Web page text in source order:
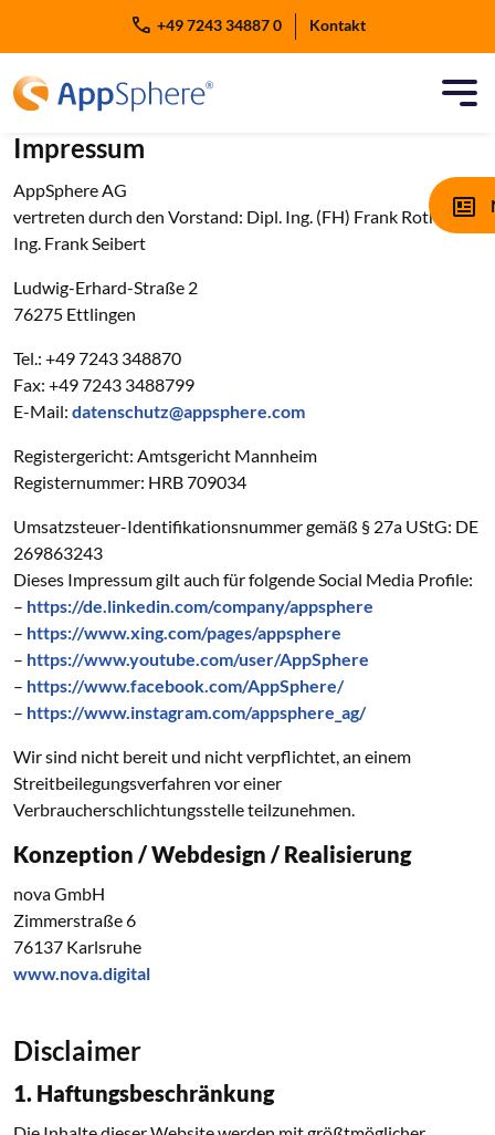
Zum Inhalt springen
+49 7243 34887 0 Kontakt
Impressum
AppSphere AG
vertreten durch den Vorstand: Dipl. Ing. (FH) Frank Roth, Dipl.
Ing. Frank Seibert
Ludwig-Erhard-Straße 2
76275 Ettlingen
Tel.: +49 7243 348870
Fax: +49 7243 3488799
E-Mail: datenschutz@appsphere.com
Registergericht: Amtsgericht Mannheim
Registernummer: HRB 709034
Umsatzsteuer-Identifikationsnummer gemäß § 27a UStG: DE
269863243
Dieses Impressum gilt auch für folgende Social Media Profile:
– https://de.linkedin.com/company/appsphere
– https://www.xing.com/pages/appsphere
– https://www.youtube.com/user/AppSphere
– https://www.facebook.com/AppSphere/
– https://www.instagram.com/appsphere_ag/
Wir sind nicht bereit und nicht verpflichtet, an einem
Streitbeilegungsverfahren vor einer
Verbraucherschlichtungsstelle teilzunehmen.
Konzeption / Webdesign / Realisierung
nova GmbH
Zimmerstraße 6
76137 Karlsruhe
www.nova.digital
Disclaimer
1. Haftungsbeschränkung